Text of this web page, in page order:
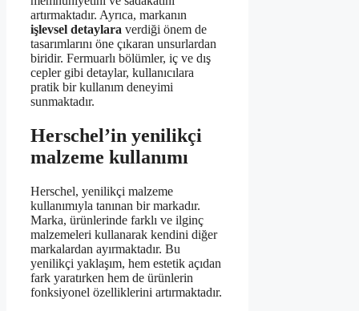
artırmaktadır. Ayrıca, markanın
işlevsel detaylara verdiği önem de
tasarımlarını öne çıkaran unsurlardan
biridir. Fermuarlı bölümler, iç ve dış
cepler gibi detaylar, kullanıcılara
pratik bir kullanım deneyimi
sunmaktadır.
Herschel’in yenilikçi
malzeme kullanımı
Herschel, yenilikçi malzeme
kullanımıyla tanınan bir markadır.
Marka, ürünlerinde farklı ve ilginç
malzemeleri kullanarak kendini diğer
markalardan ayırmaktadır. Bu
yenilikçi yaklaşım, hem estetik açıdan
fark yaratırken hem de ürünlerin
fonksiyonel özelliklerini artırmaktadır.